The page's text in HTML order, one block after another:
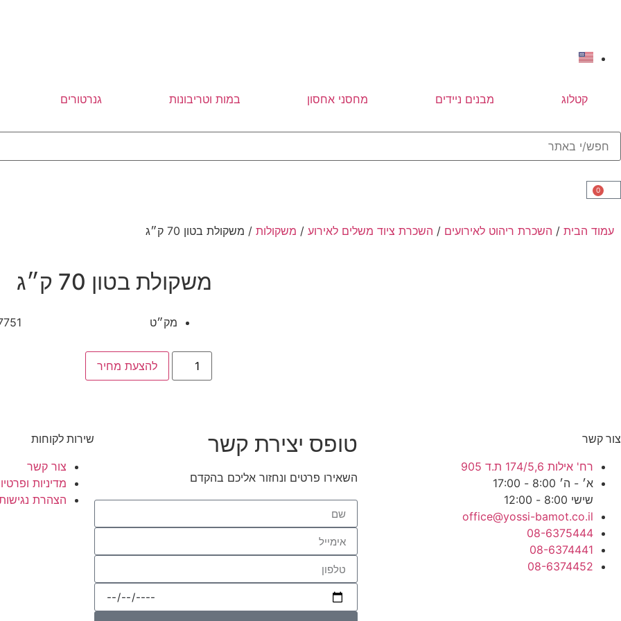
קטלוג מבנים ניידים מחסני אחסון במות וטריבונות גנרטורים
0
עמוד הבית / השכרת ריהוט לאירועים / השכרת ציוד משלים לאירוע / משקולות / משקולת בטון 70 ק״ג
משקולת בטון 70 ק״ג
מק״ט
להצעת מחיר
צור קשר
רח' אילות 174/5,6 ת.ד 905
א׳ - ה׳ 8:00 - 17:00
שישי 8:00 - 12:00
office@yossi-bamot.co.il
08-6375444
08-6374441
08-6374452
טופס יצירת קשר
השאירו פרטים ונחזור אליכם בהקדם
שירות לקוחות
צור קשר
מדיניות
הצהרת